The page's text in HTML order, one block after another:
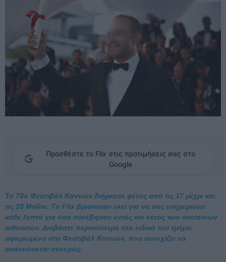
Προσθέστε το Flix στις προτιμήσεις σας στο
Google
To 70ό Φεστιβάλ Καννών διήρκεσε φέτος από τις 17 μέχρι και
τις 28 Μαΐου. Τo Flix βρισκόταν εκεί για να σας ενημερώνει
κάθε λεπτό για όσα συνέβησαν εντός και εκτός των σκοτεινών
αιθουσών. Διαβάστε περισσότερα στο ειδικό του τμήμα,
αφιερωμένο στο Φεστιβάλ Καννών, που συνεχίζει να
ανανεώνεται συνεχώς.